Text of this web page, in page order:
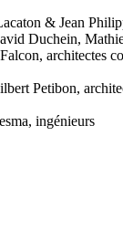
& Jean
Duchein,
architectes
Petibon,
ingénieurs